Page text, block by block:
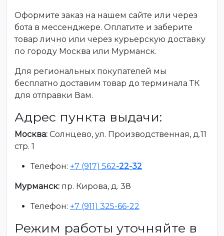
Оформите заказ на нашем сайте или через
бота в мессенджере. Оплатите и заберите
товар лично или через курьерскую доставку
по городу Москва или Мурманск.
Для региональных покупателей мы
бесплатно доставим товар до терминала ТК
для отправки Вам.
Адрес пункта выдачи:
Москва: Солнцево, ул. Производственная, д.11
стр. 1
Телефон: +7 (917) 562-22-32
Мурманск: пр. Кирова, д. 38
Телефон: +7 (911) 325-66-22
Режим работы уточняйте в